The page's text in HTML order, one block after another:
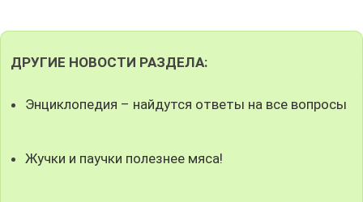
ДРУГИЕ НОВОСТИ РАЗДЕЛА:
Энциклопедия – найдутся ответы на все вопросы
Жучки и паучки полезнее мяса!